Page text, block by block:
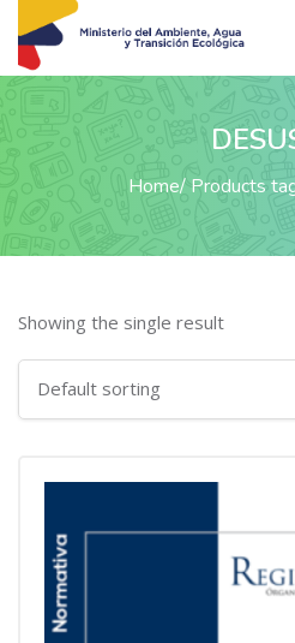
Home Products
Showing the single result